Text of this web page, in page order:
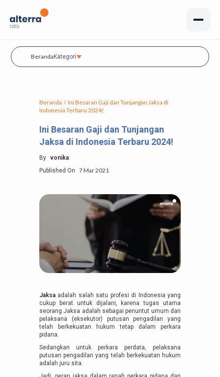
BerandaKategori
Beranda / Ini Besaran Gaji dan Tunjangan Jaksa di
Indonesia Terbaru 2024!
Ini Besaran Gaji dan Tunjangan
Jaksa di Indonesia Terbaru 2024!
By vonika
Published On
7 Mar 2021
Jaksa adalah salah satu profesi di Indonesia yang
cukup berat untuk dijalani, karena tugas utama
seorang Jaksa adalah sebagai penuntut umum dan
pelaksana (eksekutor) putusan pengadilan yang
telah berkekuatan hukum tetap dalam perkara
pidana.
Sedangkan untuk perkara perdata, pelaksana
putusan pengadilan yang telah berkekuatan hukum
adalah juru sita.